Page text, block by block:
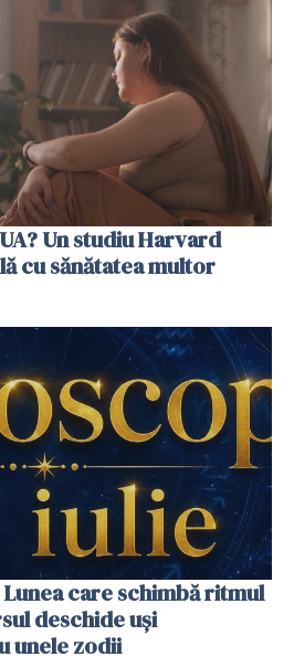
Un studiu Harvard
cu sănătatea multor
care schimbă ritmul
deschide uși
unele zodii